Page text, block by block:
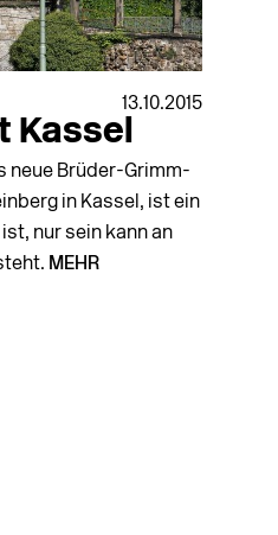
13.10.2015
Kassel
neue Brüder-Grimm-
in Kassel, ist ein
nur sein kann an
MEHR